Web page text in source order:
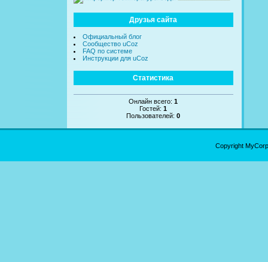
Друзья сайта
Официальный блог
Сообщество uCoz
FAQ по системе
Инструкции для uCoz
Статистика
Онлайн всего:1
Гостей:1
Пользователей:0
Copyright